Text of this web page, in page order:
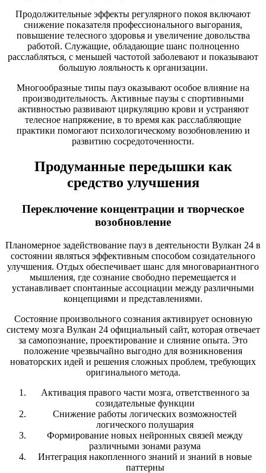
Продолжительные эффекты регулярного покоя включают
снижение показателя профессионального выгорания,
повышение телесного здоровья и увеличение довольства
работой. Служащие, обладающие шанс полноценно
расслабляться, с меньшей частотой заболевают и показывают
большую лояльность к организации.
Многообразные типы пауз оказывают особое влияние на
производительность. Активные паузы с спортивными
активностью развивают циркуляцию крови и устраняют
телесное напряжение, в то время как расслабляющие
практики помогают психологическому возобновлению и
развитию сосредоточенности.
Продуманные передышки как
средство улучшения
Переключение концентрации и творческое
возобновление
Планомерное задействование пауз в деятельности Вулкан 24 в
состоянии являться эффективным способом созидательного
улучшения. Отдых обеспечивает шанс для многовариантного
мышления, где сознание свободно перемещается и
устанавливает спонтанные ассоциации между различными
концепциями и представлениями.
Состояние произвольного сознания активирует основную
систему мозга Вулкан 24 официальный сайт, которая отвечает
за самопознание, проектирование и слияние опыта. Это
положение чрезвычайно выгодно для возникновения
новаторских идей и решения сложных проблем, требующих
оригинального метода.
Активация правого части мозга, ответственного за
созидательные функции
Снижение работы логических возможностей
логического полушария
Формирование новых нейронных связей между
различными зонами разума
Интеграция накопленного знаний и знаний в новые
паттерны